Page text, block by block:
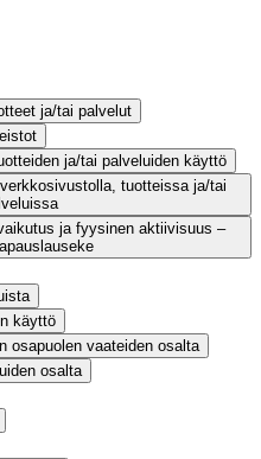
ja/tai palvelut
ja/tai palveluiden käyttö
tuotteissa ja/tai
ja fyysinen aktiivisuus –
käyttö
osapuolen vaateiden osalta
osalta